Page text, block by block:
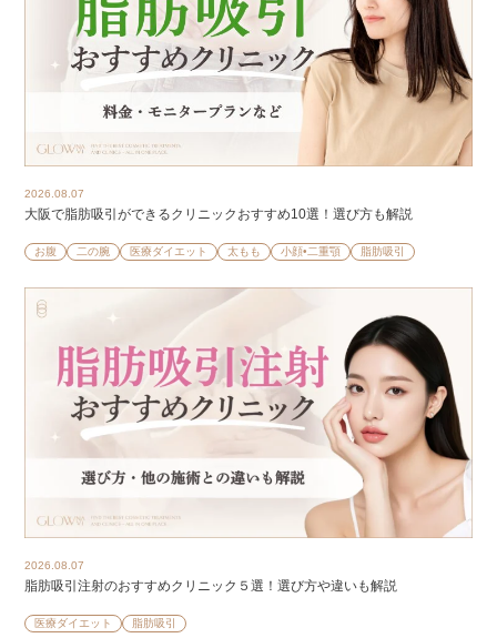
2026.08.07
大阪で脂肪吸引ができるクリニックおすすめ10選！選び方も解説
お腹 二の腕 医療ダイエット 太もも 小顔•二重顎 脂肪吸引
2026.08.07
脂肪吸引注射のおすすめクリニック５選！選び方や違いも解説
医療ダイエット 脂肪吸引